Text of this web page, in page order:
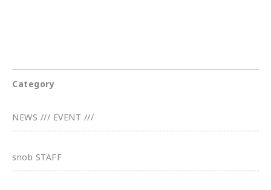
Category
NEWS /// EVENT ///
snob STAFF